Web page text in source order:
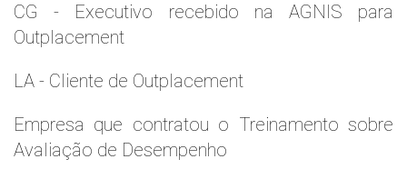
CG - Executivo recebido na AGNIS para
Outplacement
LA - Cliente de Outplacement
Empresa que contratou o Treinamento sobre
Avaliação de Desempenho